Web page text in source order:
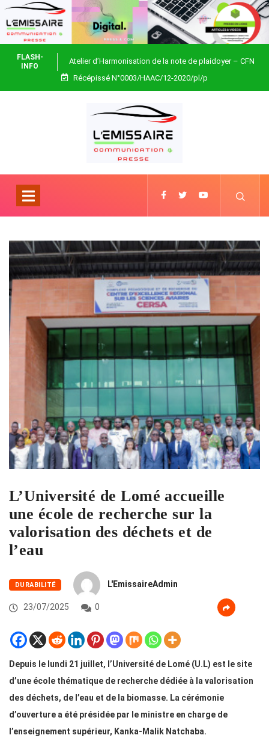
FLASH-
INFO
Atelier d’Harmonisation de la note de plaidoyer – CFN
Togo
Récépissé N°0003/HAAC/12-2020/pl/p
L’Université de Lomé accueille
une école de recherche sur la
valorisation des déchets et de
l’eau
DURABILITÉ L'EmissaireAdmin
23/07/2025 0
Depuis le lundi 21 juillet, l’Université de Lomé (U.L) est le site
d’une école thématique de recherche dédiée à la valorisation
des déchets, de l’eau et de la biomasse. La cérémonie
d’ouverture a été présidée par le ministre en charge de
l’enseignement supérieur, Kanka-Malik Natchaba.